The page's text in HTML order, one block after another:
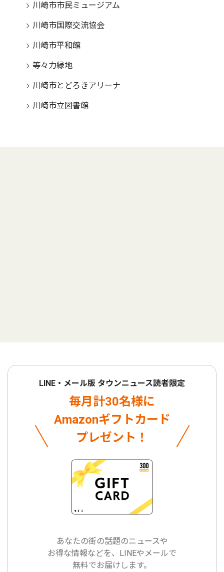
川崎市市民ミュージアム
川崎市国際交流協会
川崎市平和館
等々力緑地
川崎市とどろきアリーナ
川崎市立図書館
LINE・メール版 タウンニュース読者限定
毎月計30名様に
Amazonギフトカード
プレゼント！
あなたの街の話題のニュースや
お得な情報などを、LINEやメールで
無料でお届けします。